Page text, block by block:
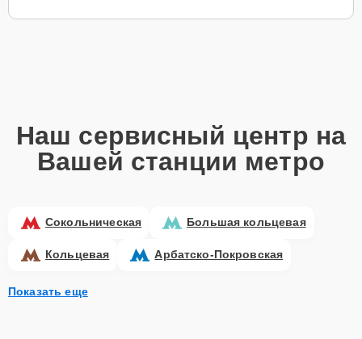
Наш сервисный центр на
Вашей станции метро
Сокольническая Большая кольцевая
Кольцевая Арбатско-Покровская
Показать еще